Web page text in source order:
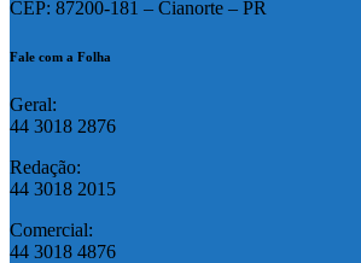
CEP: 87200-181 – Cianorte – PR
Fale com a Folha
Geral:
44 3018 2876
Redação:
44 3018 2015
Comercial:
44 3018 4876